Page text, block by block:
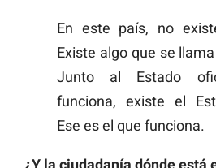
En este país, no
Existe algo que se
Junto al Estado
funciona, existe el
Ese es el que funciona.
¿Y la ciudadanía dónde está